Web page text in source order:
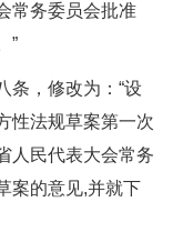
常务委员会批准
”
，修改为：“设
性法规草案第一次
人民代表大会常务
案的意见,并就下